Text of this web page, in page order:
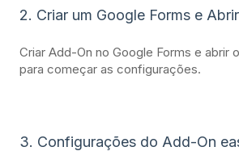
2. Criar um Google Forms e
Criar Add-On no Google Forms e abrir
para começar as configurações.
3. Configurações do Add-On